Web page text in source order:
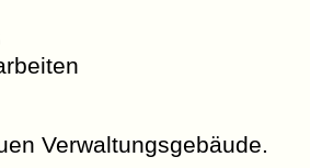
Verwaltungsgebäude.